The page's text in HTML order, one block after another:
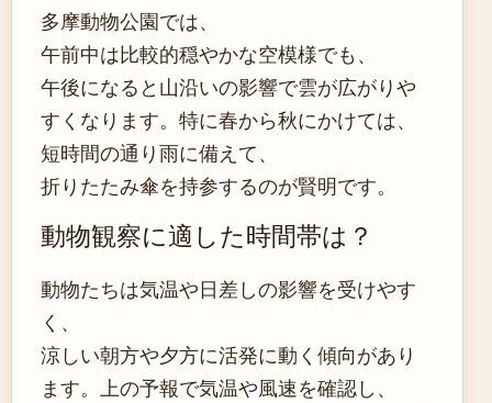
多摩動物公園では、
午前中は比較的穏やかな空模様でも、
午後になると山沿いの影響で雲が広がりや
すくなります。特に春から秋にかけては、
短時間の通り雨に備えて、
折りたたみ傘を持参するのが賢明です。
動物観察に適した時間帯は？
動物たちは気温や日差しの影響を受けやす
く、
涼しい朝方や夕方に活発に動く傾向があり
ます。上の予報で気温や風速を確認し、